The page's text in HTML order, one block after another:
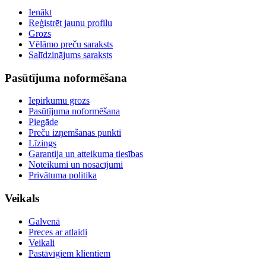
Ienākt
Reģistrēt jaunu profilu
Grozs
Vēlāmo preču saraksts
Salīdzinājums saraksts
Pasūtījuma noformēšana
Iepirkumu grozs
Pasūtījuma noformēšana
Piegāde
Preču izņemšanas punkti
Līzings
Garantija un atteikuma tiesības
Noteikumi un nosacījumi
Privātuma politika
Veikals
Galvenā
Preces ar atlaidi
Veikali
Pastāvīgiem klientiem